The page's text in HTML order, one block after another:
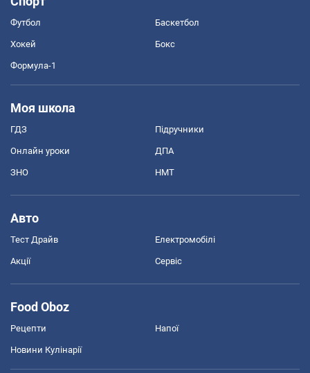
Футбол Баскетбол
Хокей Бокс
Формула-1
Моя школа
ГДЗ Підручники
Онлайн уроки ДПА
ЗНО НМТ
Авто
Тест Драйв Електромобілі
Акції Сервіс
Food Oboz
Рецепти Напої
Новини Кулінарії